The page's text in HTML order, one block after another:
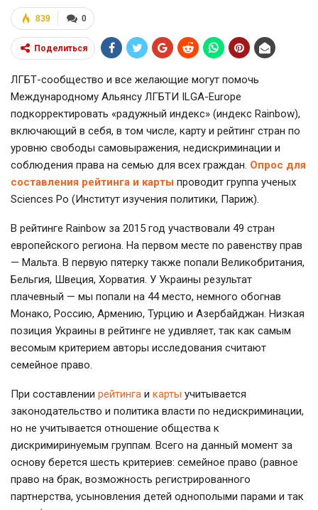
0
839
Поделиться
ЛГБТ-сообщество и все желающие могут помочь
Международному Альянсу ЛГБТИ ILGA-Europe
подкорректировать «радужный индекс» (индекс Rainbow),
включающий в себя, в том числе, карту и рейтинг стран по
уровню свободы самовыражения, недискриминации и
соблюдения права на семью для всех граждан. Опрос для
составления рейтинга и карты проводит группа ученых
Sciences Po (Институт изучения политики, Париж).
В рейтинге Rainbow за 2015 год участвовали 49 стран
европейского региона. На первом месте по равенству прав
— Мальта. В первую пятерку также попали Великобритания,
Бельгия, Швеция, Хорватия. У Украины результат
плачевный — мы попали на 44 место, немного обогнав
Монако, Россию, Армению, Турцию и Азербайджан. Низкая
позиция Украины в рейтинге не удивляет, так как самым
весомым критерием авторы исследования считают
семейное право.
При составлении рейтинга и карты учитывается
законодательство и политика власти по недискриминации,
но не учитывается отношение общества к
дискримиринуемым группам. Всего на данный момент за
основу берется шесть критериев: семейное право (равное
право на брак, возможность регистрированного
партнерства, усыновления детей однополыми парами и так